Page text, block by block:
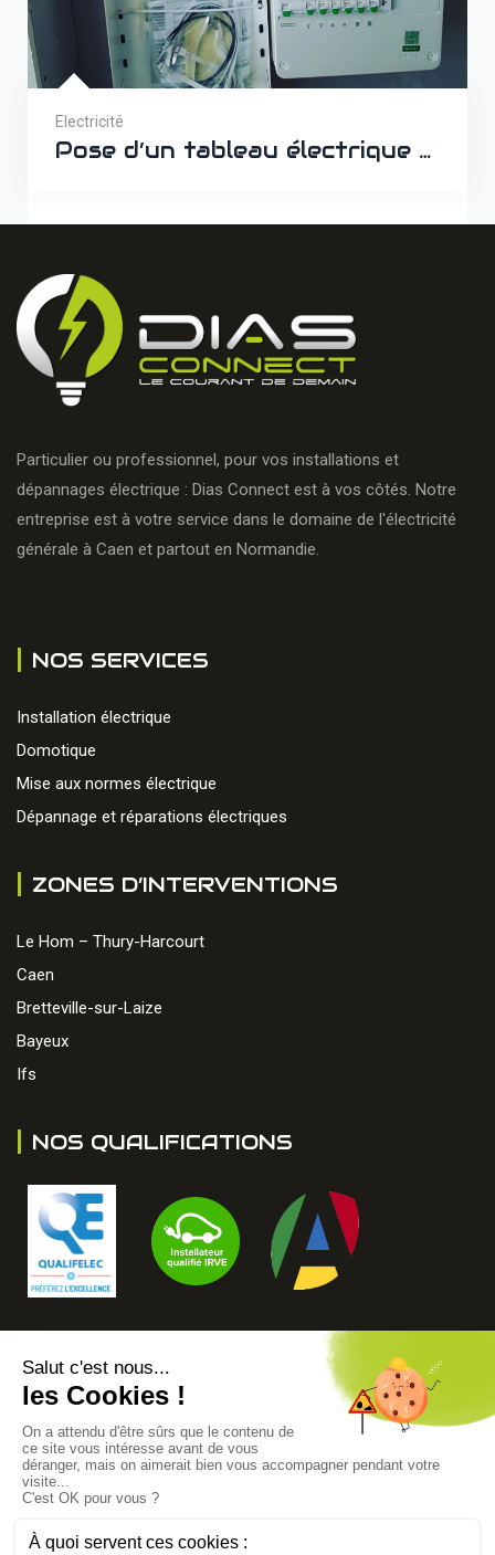
Electricité
Pose d’un tableau électrique à Clécy
Particulier ou professionnel, pour vos installations et
dépannages électrique : Dias Connect est à vos côtés. Notre
entreprise est à votre service dans le domaine de l'électricité
générale à Caen et partout en Normandie.
NOS SERVICES
Installation électrique
Domotique
Mise aux normes électrique
Dépannage et réparations électriques
ZONES D’INTERVENTIONS
Le Hom – Thury-Harcourt
Caen
Bretteville-sur-Laize
Bayeux
Ifs
NOS QUALIFICATIONS
LES AVIS DE NOS CLIENTS
Copyright © 2022 - Dias Connect -